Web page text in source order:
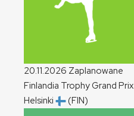
20.11.2026 Zaplanowane
Finlandia Trophy Grand Prix
Helsinki
(FIN)